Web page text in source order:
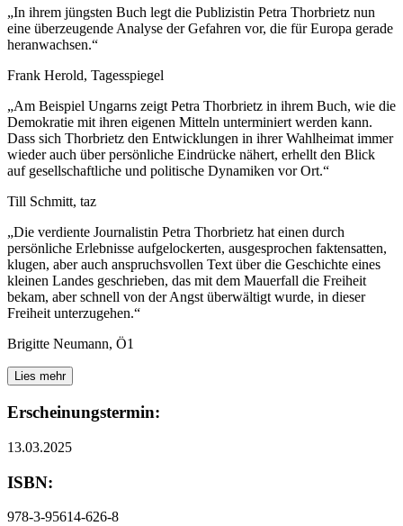
„In ihrem jüngsten Buch legt die Publizistin Petra Thorbrietz nun
eine überzeugende Analyse der Gefahren vor, die für Europa gerade
heranwachsen.“
Frank Herold, Tagesspiegel
„Am Beispiel Ungarns zeigt Petra Thorbrietz in ihrem Buch, wie die
Demokratie mit ihren eigenen Mitteln unter­miniert werden kann.
Dass sich Thorbrietz den Entwicklungen in ihrer Wahlheimat immer
wieder auch über persönliche Eindrücke nähert, erhellt den Blick
auf gesellschaftliche und politische Dynamiken vor Ort.“
Till Schmitt, taz
„Die verdiente Journalistin Petra Thorbrietz hat einen durch
persönliche Erlebnisse aufgelockerten, ausgesprochen faktensatten,
klugen, aber auch anspruchsvollen Text über die Geschichte eines
kleinen Landes geschrieben, das mit dem Mauerfall die Freiheit
bekam, aber schnell von der Angst überwältigt wurde, in dieser
Freiheit unterzugehen.“
Brigitte Neumann, Ö1
Lies mehr
Erscheinungstermin:
13.03.2025
ISBN:
978-3-95614-626-8